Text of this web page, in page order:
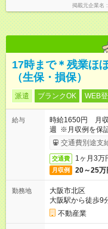
掲載元企業名
17時まで＊残業ほ
（生保・損保）
派遣 ブランクOK WEB
給与
時給1650円 月
週 ※月収例を保
ービス利用可（利
交通費別途支
交通費 1ヶ月3万
月収例 20～25万
勤務地
大阪市北区
大阪駅から徒歩9
不動産業